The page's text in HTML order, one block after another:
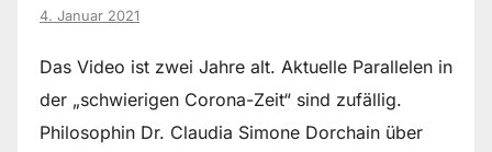
4. Januar 2021
Das Video ist zwei Jahre alt. Aktuelle Parallelen in
der „schwierigen Corona-Zeit“ sind zufällig.
Philosophin Dr. Claudia Simone Dorchain über